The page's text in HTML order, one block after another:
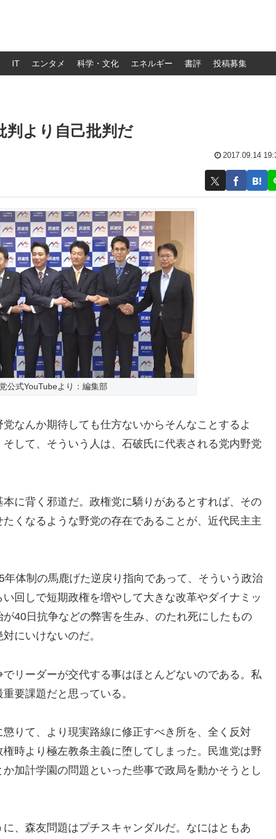
IT エンタメ 科学・文化 エネルギー 書評 投稿募集
判より自己批判だ
2017.09.14
公式YouTubeより：編集部
なんか期待しても仕方ないからそんなことするよ
して、そういう人は、石破氏に代表される党内野党
に背く邪道だ。政権党に驕りがあるとすれば、その
くなるような野党の存在であることが、近代民主主
体制の馬鹿げた逆戻り指向であって、そういう政治
回しで短期政権を増やして大きな改革やダイナミッ
40日抗争などの弊害を生み、のたれ死にしたもの
にいけないのだ。
リーダーが交代する事はほとんどないのである。私
要課題だと思っている。
りて、より現実路線に修正すべき所を、全く反対
時より極左教条主義に堕してしまった。民進党は野
加計学園の問題といった些事で政局を動かそうとし
、森友問題はプチスキャンダルだ。なにはともあ